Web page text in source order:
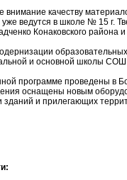
внимание качеству
ведутся в школе № 15 г.
Конаковского
и основной школы
программе проведены
оснащены новым
и прилегающих